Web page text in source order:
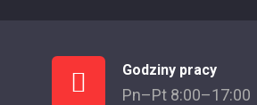
Godziny pracy
Pn–Pt 8:00–17:00